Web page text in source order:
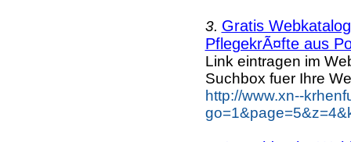
3. Gratis
PflegekrÃ¤fte aus
Link eintragen im
Suchbox fuer Ihre
http://www.xn--